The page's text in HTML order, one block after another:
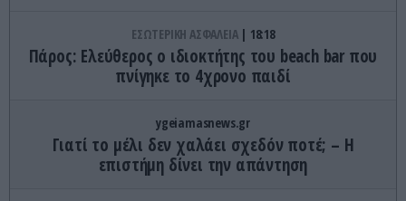
ΕΣΩΤΕΡΙΚΗ ΑΣΦΑΛΕΙΑ 18:18
Πάρος: Ελεύθερος ο ιδιοκτήτης του beach bar που
πνίγηκε το 4χρονο παιδί
ygeiamasnews.gr
Γιατί το μέλι δεν χαλάει σχεδόν ποτέ; – Η
επιστήμη δίνει την απάντηση